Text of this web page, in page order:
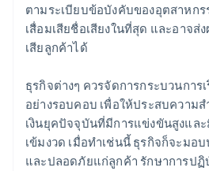
ตามระเบียบข้อบังคับของอุตสาหกร
เสื่อมเสียชื่อเสียงในที่สุด และอาจส่
เสียลูกค้าได้
ธุรกิจต่างๆ ควรจัดการกระบวนการ
อย่างรอบคอบ เพื่อให้ประสบความส
เงินยุคปัจจุบันที่มีการแข่งขันสูงแล
เข้มงวด เมื่อทำเช่นนี้ ธุรกิจก็จะมอ
และปลอดภัยแก่ลูกค้า รักษาการป